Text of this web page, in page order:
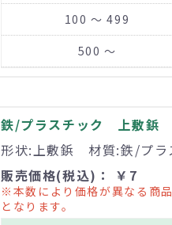
100 ～ 499
500 ～
鉄/プラスチック 上敷鋲
形状:上敷鋲 材質:鉄/プ
販売価格(税込)： ￥7
※本数により価格が異なる商
となります。